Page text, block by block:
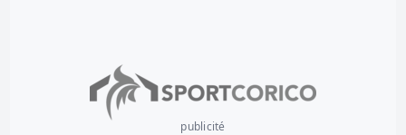
publicité